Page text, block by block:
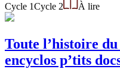
Cycle 1Cycle 2 À lire
Toute l’histoire
encyclos p’tits